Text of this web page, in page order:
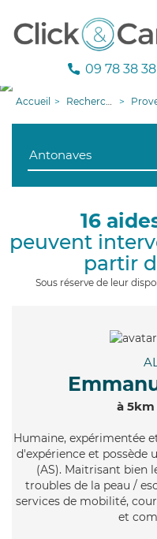
09 78 38
Accueil Recherche aide à domicile Provence-Alpes-
16
peuvent
partir
Sous réserve de leur
à 5km
Humaine, expérimentée
d'expérience et possède
(AS). Maitrisant bien
troubles de la peau /
services de mobilité,
et